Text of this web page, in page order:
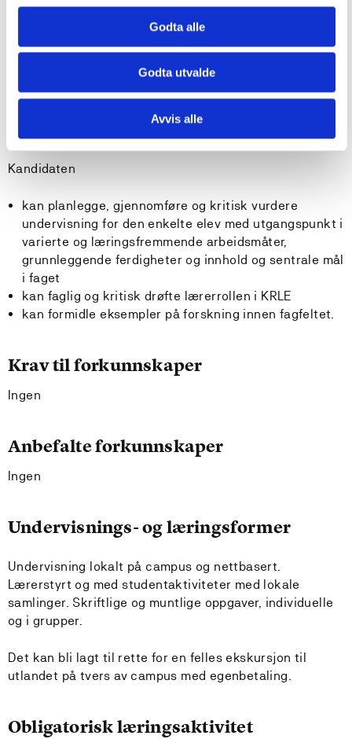
Godta alle
Godta utvalde
Avvis alle
kan identifisere utfordringer omkring etisk, religiøst
kan samhandle med elever og være en god
samtalepartner i faglig relaterte spørsmål.
Kandidaten
kan planlegge, gjennomføre og kritisk vurdere
undervisning for den enkelte elev med utgangspunkt i
varierte og læringsfremmende arbeidsmåter,
grunnleggende ferdigheter og innhold og sentrale mål
i faget
kan faglig og kritisk drøfte lærerrollen i KRLE
kan formidle eksempler på forskning innen fagfeltet.
Krav til forkunnskaper
Ingen
Anbefalte forkunnskaper
Ingen
Undervisnings- og læringsformer
Undervisning lokalt på campus og nettbasert.
Lærerstyrt og med studentaktiviteter med lokale
samlinger. Skriftlige og muntlige oppgaver, individuelle
og i grupper.
Det kan bli lagt til rette for en felles ekskursjon til
utlandet på tvers av campus med egenbetaling.
Obligatorisk læringsaktivitet